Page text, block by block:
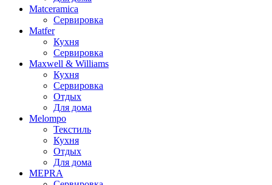
Matceramica
Сервировка
Matfer
Кухня
Сервировка
Maxwell & Williams
Кухня
Сервировка
Отдых
Для дома
Melompo
Текстиль
Кухня
Отдых
Для дома
MEPRA